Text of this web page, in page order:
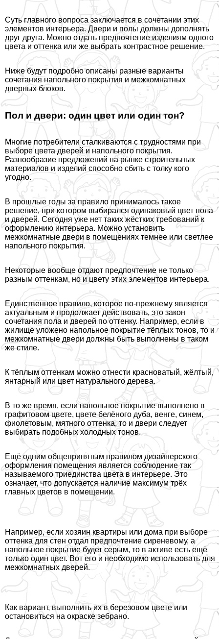
Суть главного вопроса заключается в сочетании этих
элементов интерьера. Двери и полы должны дополнять
друг друга. Можно отдать предпочтение изделиям одного
цвета и оттенка или же выбрать контрастное решение.
Ниже будут подробно описаны разные варианты
сочетания напольного покрытия и межкомнатных
дверных блоков.
Пол и двери: один цвет или один тон?
Многие потребители сталкиваются с трудностями при
выборе цвета дверей и напольного покрытия.
Разнообразие предложений на рынке строительных
материалов и изделий способно сбить с толку кого
угодно.
В прошлые годы за правило принималось такое
решение, при котором выбирался одинаковый цвет пола
и дверей. Сегодня уже нет таких жёстких требований к
оформлению интерьера. Можно установить
межкомнатные двери в помещениях темнее или светлее
напольного покрытия.
Некоторые вообще отдают предпочтение не только
разным оттенкам, но и цвету этих элементов интерьера.
Единственное правило, которое по-прежнему является
актуальным и продолжает действовать, это закон
сочетания пола и дверей по оттенку. Например, если в
жилище уложено напольное покрытие тёплых тонов, то и
межкомнатные двери должны быть выполнены в таком
же стиле.
К тёплым оттенкам можно отнести красноватый, жёлтый,
янтарный или цвет натурального дерева.
В то же время, если напольное покрытие выполнено в
графитовом цвете, цвете белёного дуба, венге, синем,
фиолетовым, мятного оттенка, то и двери следует
выбирать подобных холодных тонов.
Ещё одним общепринятым правилом дизайнерского
оформления помещения является соблюдение так
называемого триединства цвета в интерьере. Это
означает, что допускается наличие максимум трёх
главных цветов в помещении.
Например, если хозяин квартиры или дома при выборе
оттенка для стен отдал предпочтение сиреневому, а
напольное покрытие будет серым, то в активе есть ещё
только один цвет. Вот его и необходимо использовать для
межкомнатных дверей.
Как вариант, выполнить их в березовом цвете или
остановиться на окраске зебрано.